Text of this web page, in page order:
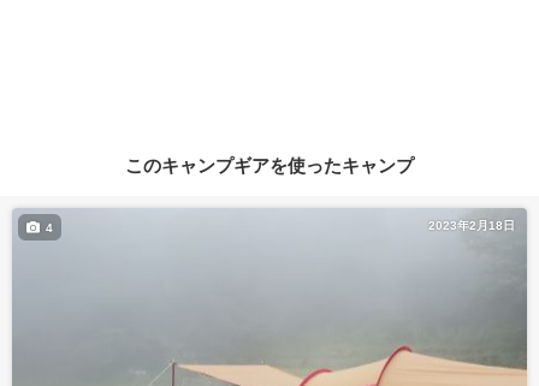
このキャンプギアを使ったキャンプ
2023年2月18日
4